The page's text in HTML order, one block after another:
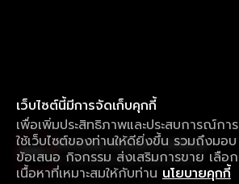
เว็บไซต์นี้มีการจัดเก็บคุกกี้
เพื่อเพิ่มประสิทธิภาพและประสบการณ์การ
ใช้เว็บไซต์ของท่านให้ดียิ่งขึ้น รวมถึงมอบ
ข้อเสนอ กิจกรรม ส่งเสริมการขาย เลือก
เนื้อหาที่เหมาะสมให้กับท่าน นโยบายคุกกี้
ใช้งานแอป ลื่นไหลกว่า ไม่มีสะดุด
ดาวน์โหลดแอปเพื่อการรับชมที่ดีกว่า